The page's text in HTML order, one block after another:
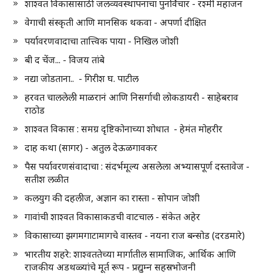
शाश्वत विकासासाठी जलव्यवस्थापनाचा पुनर्विचार - रश्मी महाजन
वेगाची संस्कृती आणि मानसिक थकवा - अपर्णा दीक्षित
पर्यावरणवादाचा तात्त्विक पाया - निखिल जोशी
बी द चेंज... - विजय तांबे
नद्या जोडताना.. - गिरीश घ. पाटील
हरवत चाललेली माळरानं आणि निसर्गाची लोकडायरी - साहेबराव
राठोड
शाश्वत विकास : समग्र दृष्टिकोनाच्या शोधात - हेमंत मोहरीर
दाह कथा (सागर) - अतुल देऊळगावकर
पैस पर्यावरणसंवादाचा : संदर्भमूल्य असलेला अभ्यासपूर्ण दस्तावेज -
सतीश लळीत
कलयुग की दहलीज, अज्ञान का रास्ता - सोपान जोशी
गावांची शाश्वत विकासाकडची वाटचाल - संकेत अहेर
विकासाच्या झगमगाटामागचे वास्तव - नयना राज बन्सोड (दरडमारे)
भारतीय शहरे: शाश्वततेच्या मार्गातील सामाजिक, आर्थिक आणि
राजकीय अडथळ्यांचे मूर्त रूप - प्रद्युम्न सहस्रभोजनी